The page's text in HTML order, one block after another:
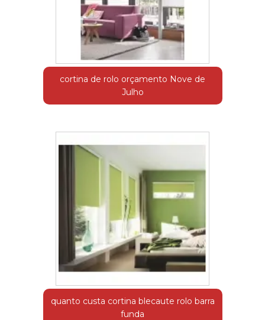
cortina de rolo orçamento Nove de
Julho
quanto custa cortina blecaute rolo barra
funda